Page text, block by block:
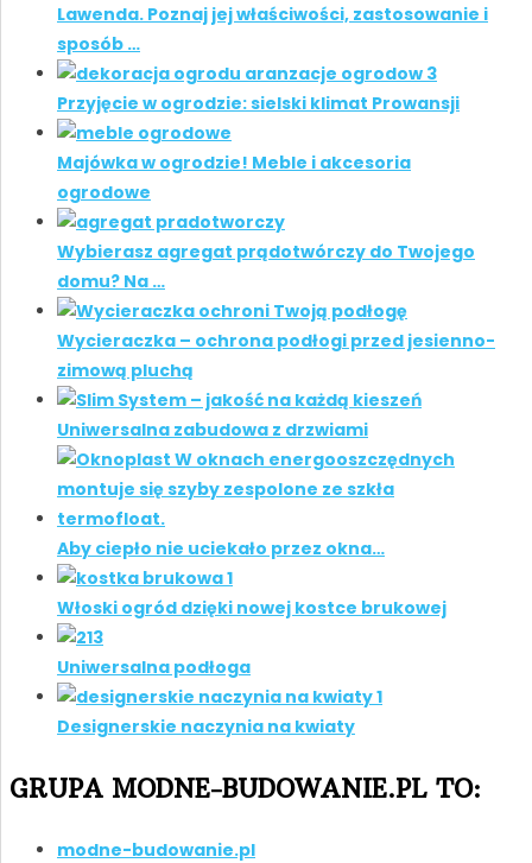
Lawenda. Poznaj jej właściwości, zastosowanie i
sposób …
Przyjęcie w ogrodzie: sielski klimat Prowansji
Majówka w ogrodzie! Meble i akcesoria
ogrodowe
Wybierasz agregat prądotwórczy do Twojego
domu? Na …
Wycieraczka – ochrona podłogi przed jesienno-
zimową pluchą
Uniwersalna zabudowa z drzwiami
Aby ciepło nie uciekało przez okna…
Włoski ogród dzięki nowej kostce brukowej
Uniwersalna podłoga
Designerskie naczynia na kwiaty
GRUPA MODNE-BUDOWANIE.PL TO:
modne-budowanie.pl